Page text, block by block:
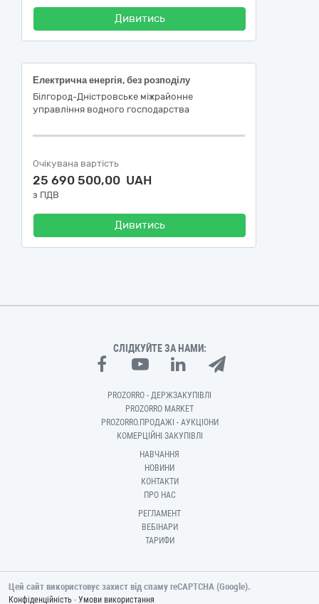
Дивитись
Електрична енергія, без розподілу
Білгород-Дністровське міжрайонне
управління водного господарства
Очікувана вартість
25 690 500,00 UAH
з ПДВ
Дивитись
СЛІДКУЙТЕ ЗА НАМИ:
PROZORRO - ДЕРЖЗАКУПІВЛІ
PROZORRO MARKET
PROZORRO.ПРОДАЖІ - АУКЦІОНИ
КОМЕРЦІЙНІ ЗАКУПІВЛІ
НАВЧАННЯ
НОВИНИ
КОНТАКТИ
ПРО НАС
РЕГЛАМЕНТ
ВЕБІНАРИ
ТАРИФИ
Цей сайт використовує захист від спаму reCAPTCHA (Google).
Конфіденційність - Умови використання